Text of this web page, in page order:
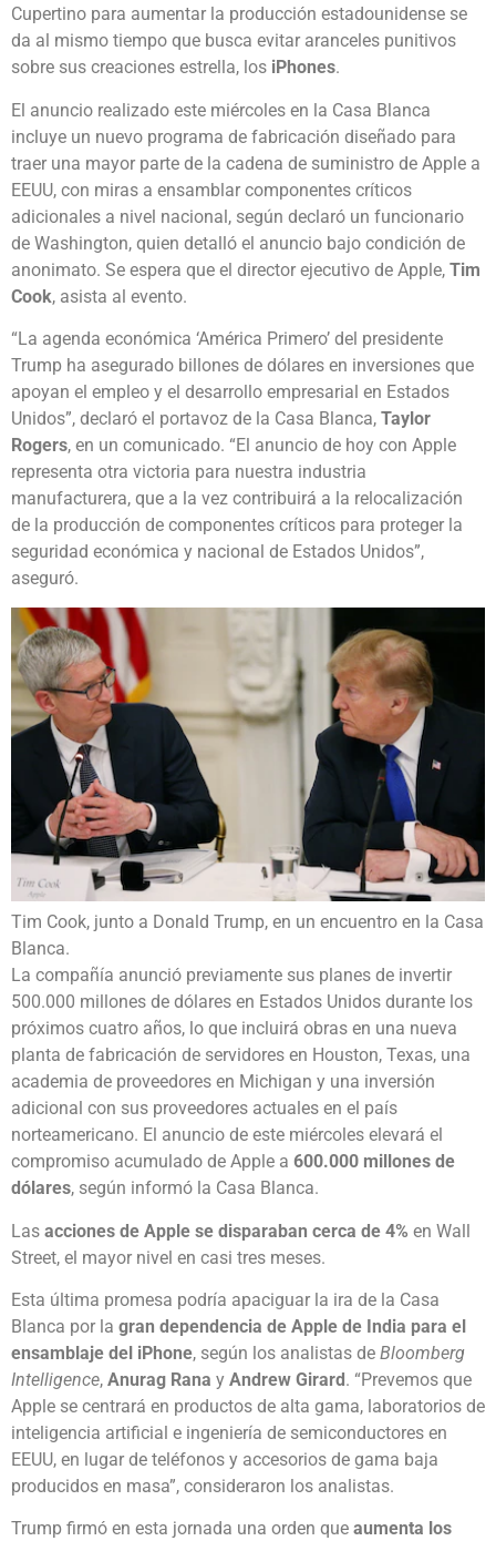
Cupertino para aumentar la producción estadounidense se
da al mismo tiempo que busca evitar aranceles punitivos
sobre sus creaciones estrella, los iPhones.
El anuncio realizado este miércoles en la Casa Blanca
incluye un nuevo programa de fabricación diseñado para
traer una mayor parte de la cadena de suministro de Apple a
EEUU, con miras a ensamblar componentes críticos
adicionales a nivel nacional, según declaró un funcionario
de Washington, quien detalló el anuncio bajo condición de
anonimato. Se espera que el director ejecutivo de Apple, Tim
Cook, asista al evento.
“La agenda económica ‘América Primero’ del presidente
Trump ha asegurado billones de dólares en inversiones que
apoyan el empleo y el desarrollo empresarial en Estados
Unidos”, declaró el portavoz de la Casa Blanca, Taylor
Rogers, en un comunicado. “El anuncio de hoy con Apple
representa otra victoria para nuestra industria
manufacturera, que a la vez contribuirá a la relocalización
de la producción de componentes críticos para proteger la
seguridad económica y nacional de Estados Unidos”,
aseguró.
Tim Cook, junto a Donald Trump, en un encuentro en la Casa
Blanca.
La compañía anunció previamente sus planes de invertir
500.000 millones de dólares en Estados Unidos durante los
próximos cuatro años, lo que incluirá obras en una nueva
planta de fabricación de servidores en Houston, Texas, una
academia de proveedores en Michigan y una inversión
adicional con sus proveedores actuales en el país
norteamericano. El anuncio de este miércoles elevará el
compromiso acumulado de Apple a 600.000 millones de
dólares, según informó la Casa Blanca.
Las acciones de Apple se disparaban cerca de 4% en Wall
Street, el mayor nivel en casi tres meses.
Esta última promesa podría apaciguar la ira de la Casa
Blanca por la gran dependencia de Apple de India para el
ensamblaje del iPhone, según los analistas de Bloomberg
Intelligence, Anurag Rana y Andrew Girard. “Prevemos que
Apple se centrará en productos de alta gama, laboratorios de
inteligencia artificial e ingeniería de semiconductores en
EEUU, en lugar de teléfonos y accesorios de gama baja
producidos en masa”, consideraron los analistas.
Trump firmó en esta jornada una orden que aumenta los